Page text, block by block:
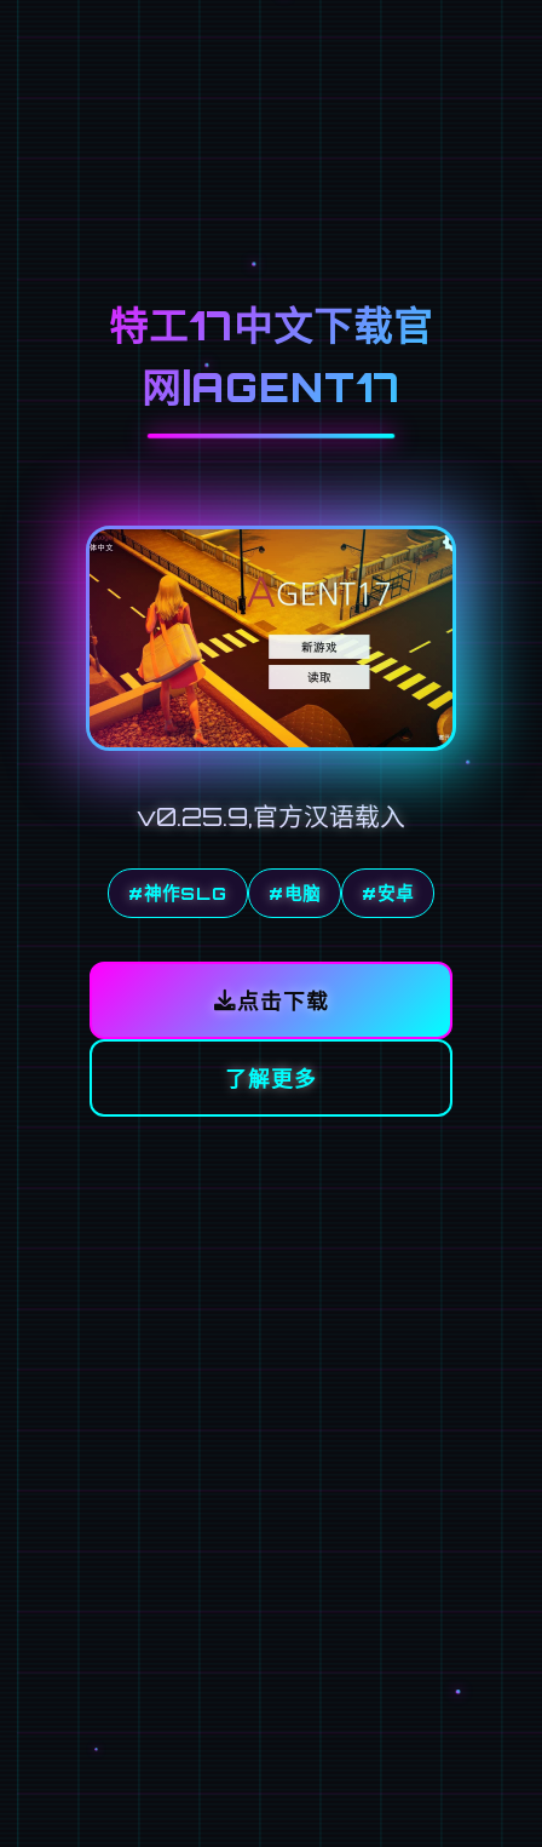
特工17中文下载官
网|AGENT17
v0.25.9,官方汉语载入
#神作SLG #电脑 #安卓
点击下载
了解更多